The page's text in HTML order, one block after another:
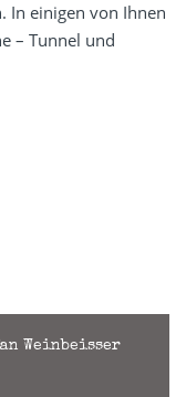
In einigen von Ihnen
– Tunnel und
Weinbeisser